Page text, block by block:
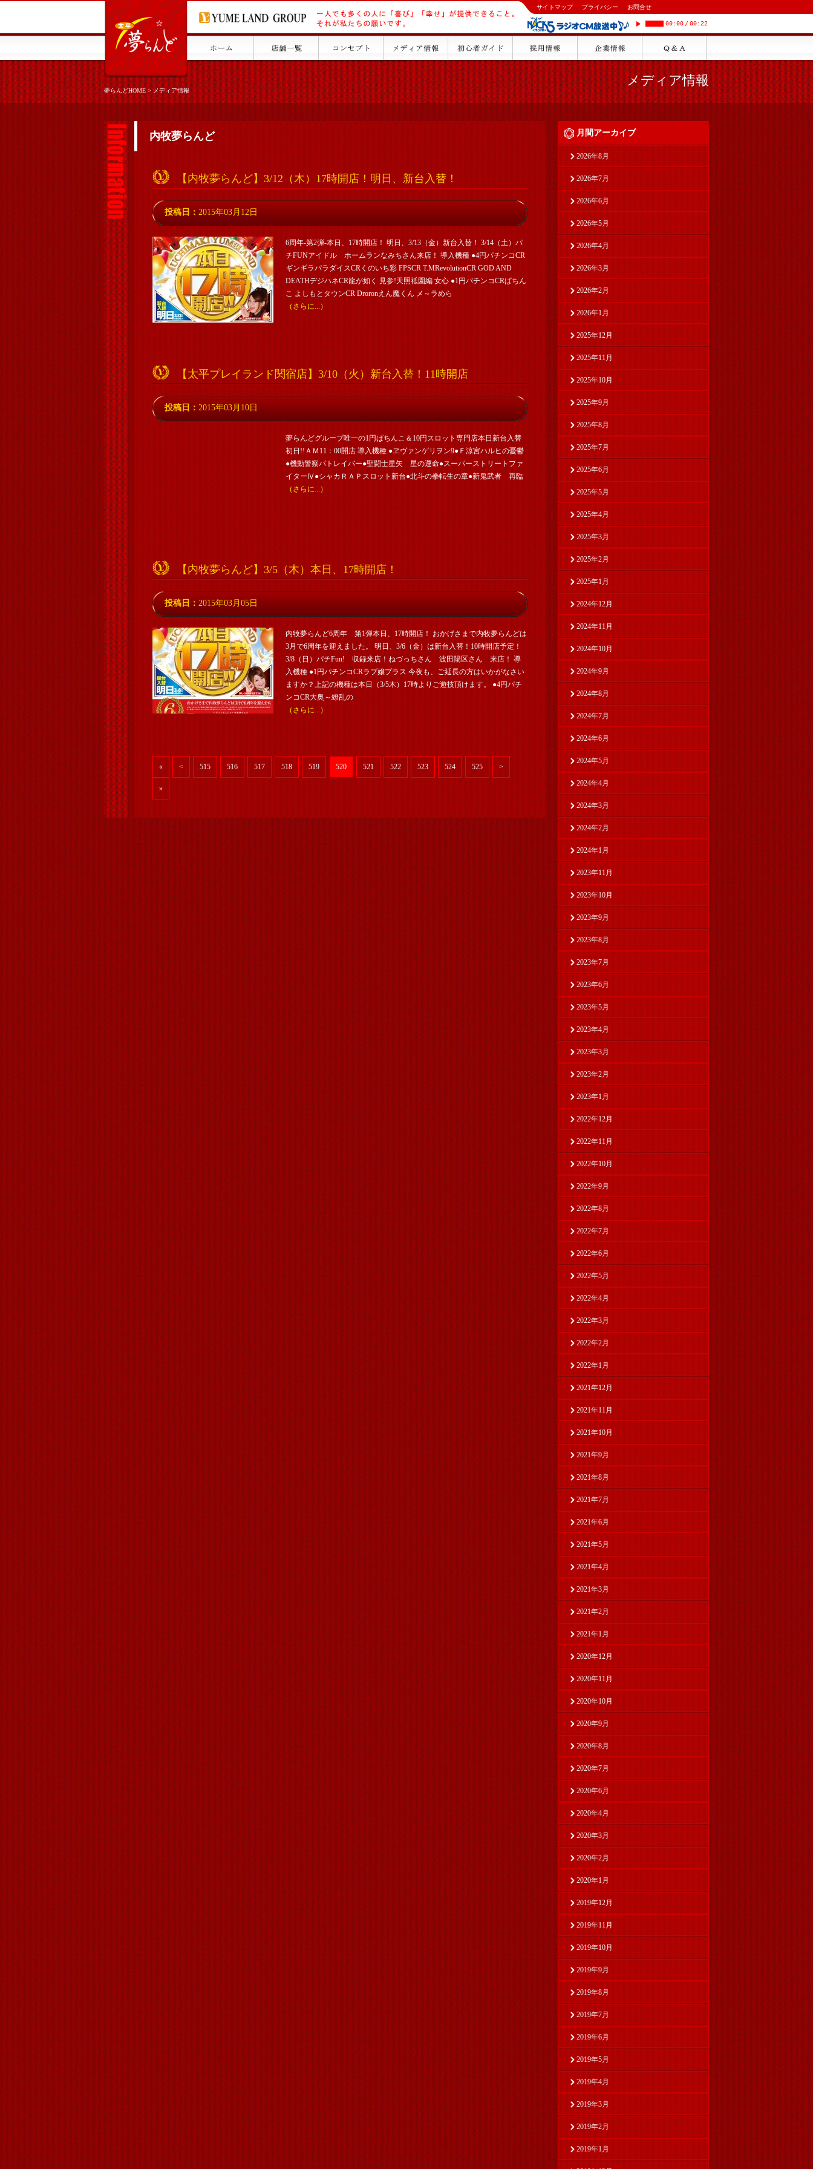
サイトマップ プライバシー お問合せ
00:00 / 00:22
夢らんどHOME>メディア情報
メディア情報
内牧夢らんど
【内牧夢らんど】3/12（木）17時開店！明日、新台入替！
投稿日： 2015年03月12日
6周年-第2弾-本日、17時開店！ 明日、3/13（金）新台入替！ 3/14（土）パ
チFUNアイドル ホームランなみちさん来店！ 導入機種 ●4円パチンコCR
ギンギラパラダイスCRくのいち彩 FPSCR T.MRevolutionCR GOD AND
DEATHデジハネCR龍が如く 見参!天照祗園編 女心 ●1円パチンコCRぱちん
こ よしもとタウンCR Droronえん魔くん メ～ラめら
（さらに...）
【太平プレイランド関宿店】3/10（火）新台入替！11時開店
投稿日： 2015年03月10日
夢らんどグループ唯一の1円ぱちんこ＆10円スロット専門店本日新台入替
初日!!ＡＭ11：00開店 導入機種 ●ヱヴァンゲリヲン9●Ｆ涼宮ハルヒの憂鬱
●機動警察パトレイバー●聖闘士星矢 星の運命●スーパーストリートファ
イターⅣ●シャカＲＡＰスロット新台●北斗の拳転生の章●新鬼武者 再臨
（さらに...）
【内牧夢らんど】3/5（木）本日、17時開店！
投稿日： 2015年03月05日
内牧夢らんど6周年 第1弾本日、17時開店！ おかげさまで内牧夢らんどは
3月で6周年を迎えました。 明日、3/6（金）は新台入替！10時開店予定！
3/8（日）パチFun! 収録来店！ねづっちさん 波田陽区さん 来店！ 導
入機種 ●1円パチンコCRラブ嬢プラス 今夜も、ご延長の方はいかがなさい
ますか？上記の機種は本日（3/5木）17時よりご遊技頂けます。 ●4円パチ
ンコCR大奥～繚乱の
（さらに...）
« < 515 516 517 518 519 520 521 522 523 524 525 >
»
月間アーカイブ
2026年8月
2026年7月
2026年6月
2026年5月
2026年4月
2026年3月
2026年2月
2026年1月
2025年12月
2025年11月
2025年10月
2025年9月
2025年8月
2025年7月
2025年6月
2025年5月
2025年4月
2025年3月
2025年2月
2025年1月
2024年12月
2024年11月
2024年10月
2024年9月
2024年8月
2024年7月
2024年6月
2024年5月
2024年4月
2024年3月
2024年2月
2024年1月
2023年11月
2023年10月
2023年9月
2023年8月
2023年7月
2023年6月
2023年5月
2023年4月
2023年3月
2023年2月
2023年1月
2022年12月
2022年11月
2022年10月
2022年9月
2022年8月
2022年7月
2022年6月
2022年5月
2022年4月
2022年3月
2022年2月
2022年1月
2021年12月
2021年11月
2021年10月
2021年9月
2021年8月
2021年7月
2021年6月
2021年5月
2021年4月
2021年3月
2021年2月
2021年1月
2020年12月
2020年11月
2020年10月
2020年9月
2020年8月
2020年7月
2020年6月
2020年4月
2020年3月
2020年2月
2020年1月
2019年12月
2019年11月
2019年10月
2019年9月
2019年8月
2019年7月
2019年6月
2019年5月
2019年4月
2019年3月
2019年2月
2019年1月